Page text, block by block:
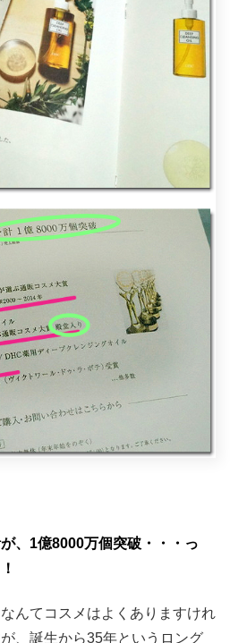
、1億8000万個突破・・・っ
んてコスメはよくありますけれ
、誕生から35年というロング